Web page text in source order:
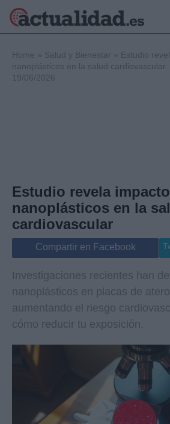
Internacional
Viajes
Home » Salud y Bienestar » Estudio
nanoplásticos en la salud cardiovascular
19/06/2026
Estudio revela
nanoplásticos en la
cardiovascular
Compartir en Facebook
Investigaciones recientes han
nanoplásticos en placas de
aumentando el riesgo
cómo reducir tu exposición.